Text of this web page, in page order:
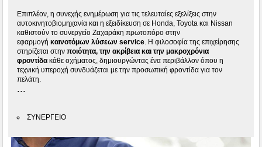
Επιπλέον, η συνεχής ενημέρωση για τις τελευταίες εξελίξεις στην
αυτοκινητοβιομηχανία και η εξειδίκευση σε Honda, Toyota και Nissan
καθιστούν το συνεργείο Ζαχαράκη πρωτοπόρο στην
εφαρμογήκαινοτόμων λύσεων service. Η φιλοσοφία της επιχείρησης
στηρίζεται στηνποιότητα, την ακρίβεια και την μακροχρόνια
φροντίδα κάθε οχήματος, δημιουργώντας ένα περιβάλλον όπου η
τεχνική υπεροχή συνδυάζεται με την προσωπική φροντίδα για τον
πελάτη.
...
ΣΥΝΕΡΓΕΙΟ